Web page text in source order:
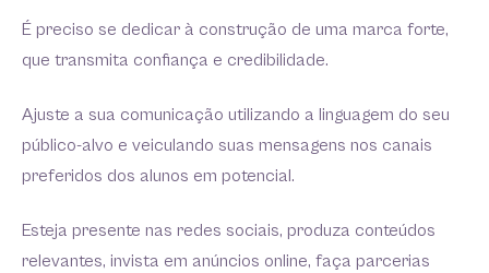
É preciso se dedicar à construção de uma marca forte,
que transmita confiança e credibilidade.
Ajuste a sua comunicação utilizando a linguagem do seu
público-alvo e veiculando suas mensagens nos canais
preferidos dos alunos em potencial.
Esteja presente nas redes sociais, produza conteúdos
relevantes, invista em anúncios online, faça parcerias